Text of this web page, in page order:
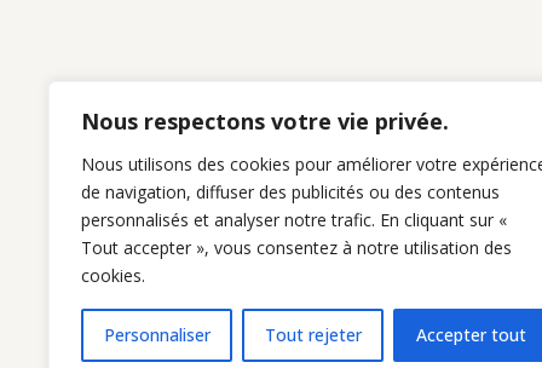
Nous respectons votre vie privée.
Nous utilisons des cookies pour améliorer votre
de navigation, diffuser des publicités ou des contenus
personnalisés et analyser notre trafic. En cliquant sur «
Tout accepter », vous consentez à notre utilisation des
cookies.
Personnaliser Tout rejeter Accepter tout